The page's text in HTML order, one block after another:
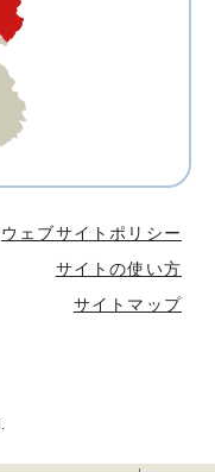
ウェブサイトポリシー
サイトの使い方
サイトマップ